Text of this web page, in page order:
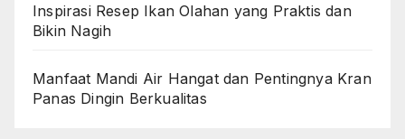
Inspirasi Resep Ikan Olahan yang Praktis dan
Bikin Nagih
Manfaat Mandi Air Hangat dan Pentingnya Kran
Panas Dingin Berkualitas